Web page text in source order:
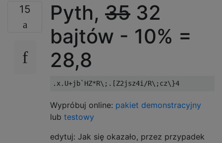
15 Pyth, 35 32
bajtów - 10% =
28,8
Wypróbuj online: pakiet demonstracyjny
lub testowy
edytuj: Jak się okazało, przez przypadek